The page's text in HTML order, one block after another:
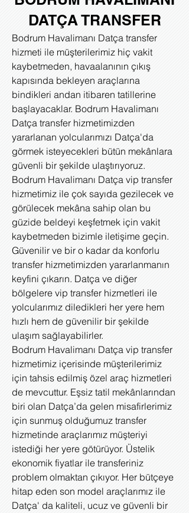
DATÇA TRANSFER
Bodrum Havalimanı Datça transfer
hizmeti ile müşterilerimiz hiç vakit
kaybetmeden, havaalanının çıkış
kapısında bekleyen araçlarına
bindikleri andan itibaren tatillerine
başlayacaklar. Bodrum Havalimanı
Datça transfer hizmetimizden
yararlanan yolcularımızı Datça'da
görmek isteyecekleri bütün mekânlara
güvenli bir şekilde ulaştırıyoruz.
Bodrum Havalimanı Datça vip transfer
hizmetimiz ile çok sayıda gezilecek ve
görülecek mekâna sahip olan bu
güzide beldeyi keşfetmek için vakit
kaybetmeden bizimle iletişime geçin.
Güvenilir ve bir o kadar da konforlu
transfer hizmetimizden yararlanmanın
keyfini çıkarın. Datça ve diğer
bölgelere vip transfer hizmetleri ile
yolcularımız diledikleri her yere hem
hızlı hem de güvenilir bir şekilde
ulaşım sağlayabilirler.
Bodrum Havalimanı Datça vip transfer
hizmetimiz içerisinde müşterilerimiz
için tahsis edilmiş özel araç hizmetleri
de mevcuttur. Eşsiz tatil mekânlarından
biri olan Datça’da gelen misafirlerimiz
için sunmuş olduğumuz transfer
hizmetinde araçlarımız müşteriyi
istediği her yere götürüyor. Üstelik
ekonomik fiyatlar ile transferiniz
problem olmaktan çıkıyor. Her bütçeye
hitap eden son model araçlarımız ile
Datça' da kaliteli, ucuz ve güvenli bir